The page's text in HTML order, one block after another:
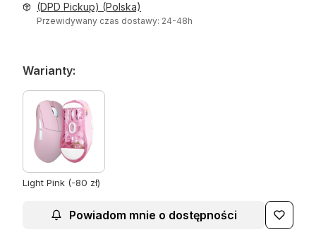
(DPD Pickup) (Polska)
Przewidywany czas dostawy: 24-48h
Warianty:
Light Pink (-80 zł)
Powiadom mnie o dostępności